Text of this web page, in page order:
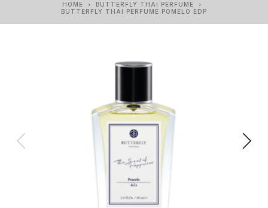
HOME
BUTTERFLY THAI PERFUME
BUTTERFLY THAI PERFUME POMELO EDP